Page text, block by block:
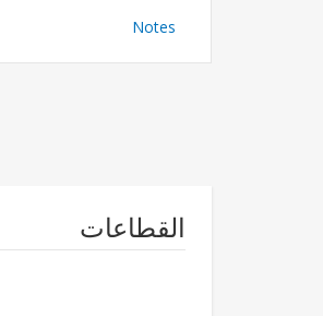
Notes
القطاعات